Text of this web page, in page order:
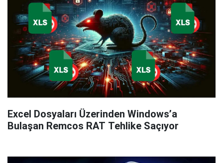
Excel Dosyaları Üzerinden Windows’a
Bulaşan Remcos RAT Tehlike Saçıyor